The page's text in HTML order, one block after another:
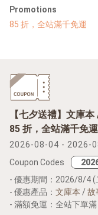
Promotions
85 折，全站滿千免運
【七夕送禮】文庫
85 折，全站滿千免運
2026-08-04 - 2026-
Coupon Codes
- 優惠期間：2026/8/4
- 優惠產品： 文庫本 /故
- 滿額免運：全站下單